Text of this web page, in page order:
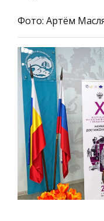
Фото: Артём